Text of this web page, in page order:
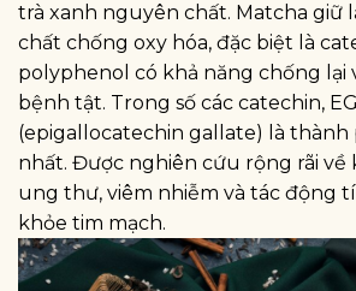
trà xanh nguyên chất. Matcha giữ
chất chống oxy hóa, đặc biệt là
polyphenol có khả năng chống lại
bệnh tật. Trong số các catechin,
(epigallocatechin gallate) là thành
nhất. Được nghiên cứu rộng rãi về
ung thư, viêm nhiễm và tác động
khỏe tim mạch.